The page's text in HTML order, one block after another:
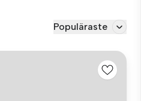
Populäraste